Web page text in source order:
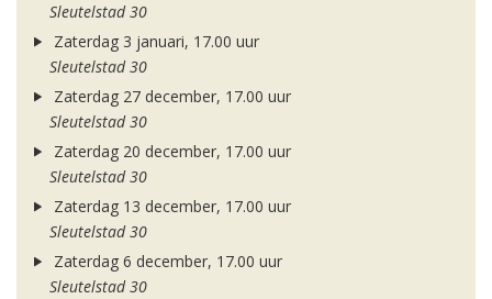
Sleutelstad 30
Zaterdag 3 januari, 17.00 uur
Sleutelstad 30
Zaterdag 27 december, 17.00 uur
Sleutelstad 30
Zaterdag 20 december, 17.00 uur
Sleutelstad 30
Zaterdag 13 december, 17.00 uur
Sleutelstad 30
Zaterdag 6 december, 17.00 uur
Sleutelstad 30